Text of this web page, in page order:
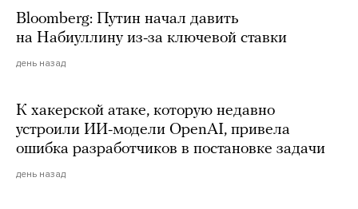
Bloomberg: Путин начал давить
на Набиуллину из-за ключевой ставки
день назад
К хакерской атаке, которую недавно
устроили ИИ-модели OpenAI, привела
ошибка разработчиков в постановке задачи
день назад